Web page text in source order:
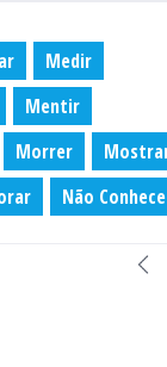
Medir
Mentir
Morrer
Não